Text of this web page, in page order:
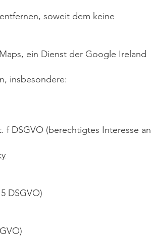
soweit dem keine
ein Dienst der Google Ireland
insbesondere:
DSGVO (berechtigtes Interesse an
DSGVO)